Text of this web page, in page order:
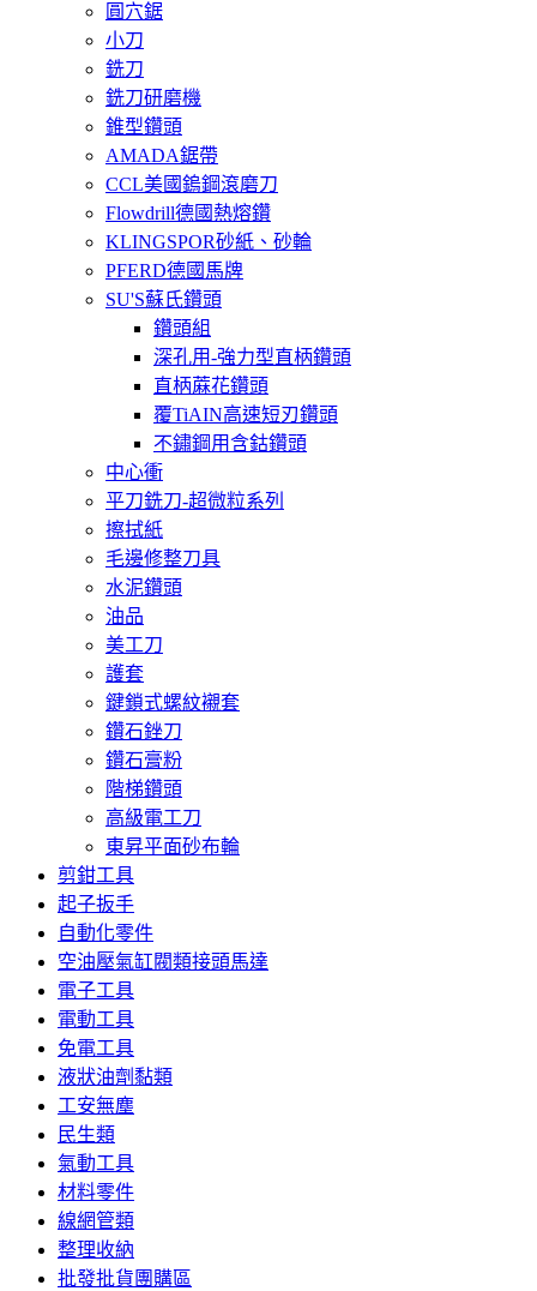
圓穴鋸
小刀
銑刀
銑刀研磨機
錐型鑽頭
AMADA鋸帶
CCL美國鎢鋼滾磨刀
Flowdrill德國熱熔鑽
KLINGSPOR砂紙、砂輪
PFERD德國馬牌
SU'S蘇氏鑽頭
鑽頭組
深孔用-強力型直柄鑽頭
直柄蔴花鑽頭
覆TiAIN高速短刃鑽頭
不鏽鋼用含鈷鑽頭
中心衝
平刀銑刀-超微粒系列
擦拭紙
毛邊修整刀具
水泥鑽頭
油品
美工刀
護套
鍵鎖式螺紋襯套
鑽石銼刀
鑽石膏粉
階梯鑽頭
高級電工刀
東昇平面砂布輪
剪鉗工具
起子扳手
自動化零件
空油壓氣缸閥類接頭馬達
電子工具
電動工具
免電工具
液狀油劑黏類
工安無塵
民生類
氣動工具
材料零件
線網管類
整理收納
批發批貨團購區